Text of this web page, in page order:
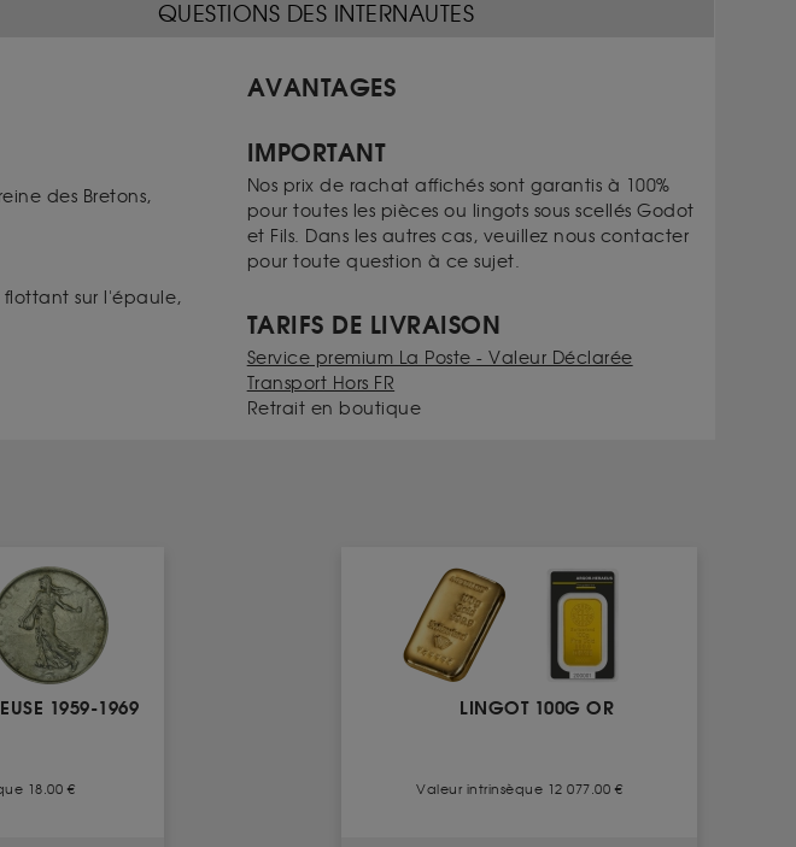
QUESTIONS DES INTERNAUTES
des Bretons,
sur l'épaule,
AVANTAGES
IMPORTANT
Nos prix de rachat affichés sont garantis à 100%
pour toutes les pièces ou lingots sous scellés Godot
et Fils. Dans les autres cas, veuillez nous contacter
pour toute question à ce sujet.
TARIFS DE LIVRAISON
Service premium La Poste - Valeur Déclarée
Transport Hors FR
Retrait en boutique
1959-1969
18.00 €
LINGOT 100G OR
Valeur intrinsèque 12 077.00 €